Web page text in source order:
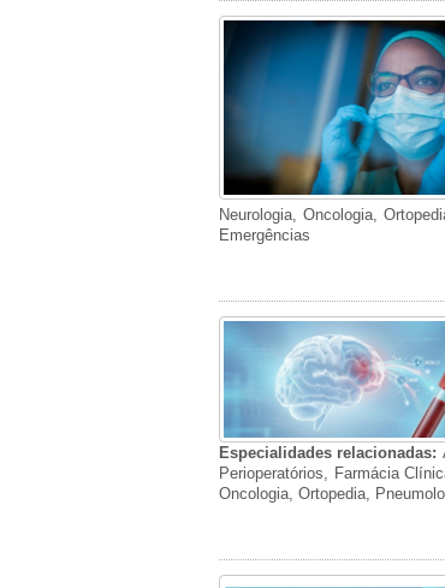
Neurologia, Oncologia,
Emergências
Especialidades relacionadas:
Perioperatórios, Farmácia
Oncologia, Ortopedia,